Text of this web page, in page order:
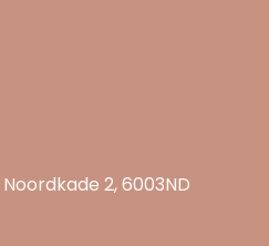
Noordkade 2, 6003ND